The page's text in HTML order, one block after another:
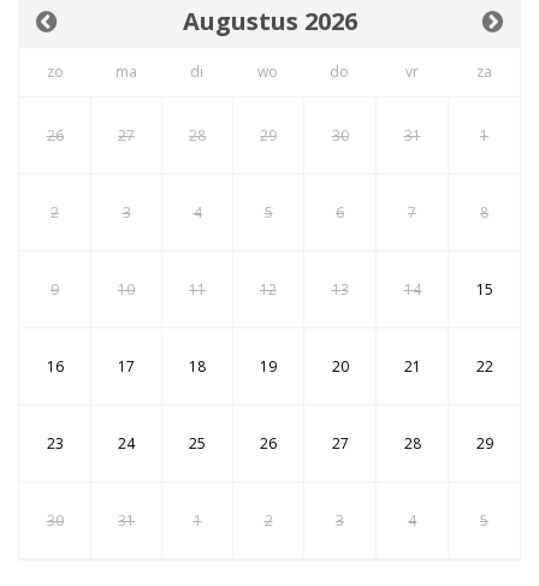
Augustus 2026
zo ma di wo do vr za
26 27 28 29 30 31 1
2 3 4 5 6 7 8
9 10 11 12 13 14 15
16 17 18 19 20 21 22
23 24 25 26 27 28 29
30 31 1 2 3 4 5